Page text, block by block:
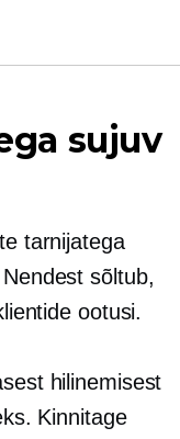
sujuv
tarnijatega
sõltub,
ootusi.
hilinemisest
Kinnitage